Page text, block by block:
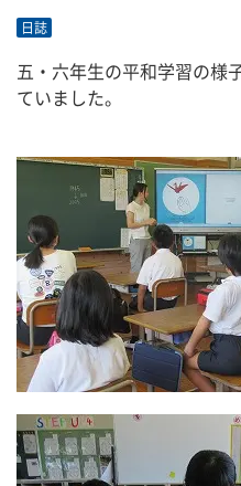
日誌
五・六年生の平和学習の様
ていました。